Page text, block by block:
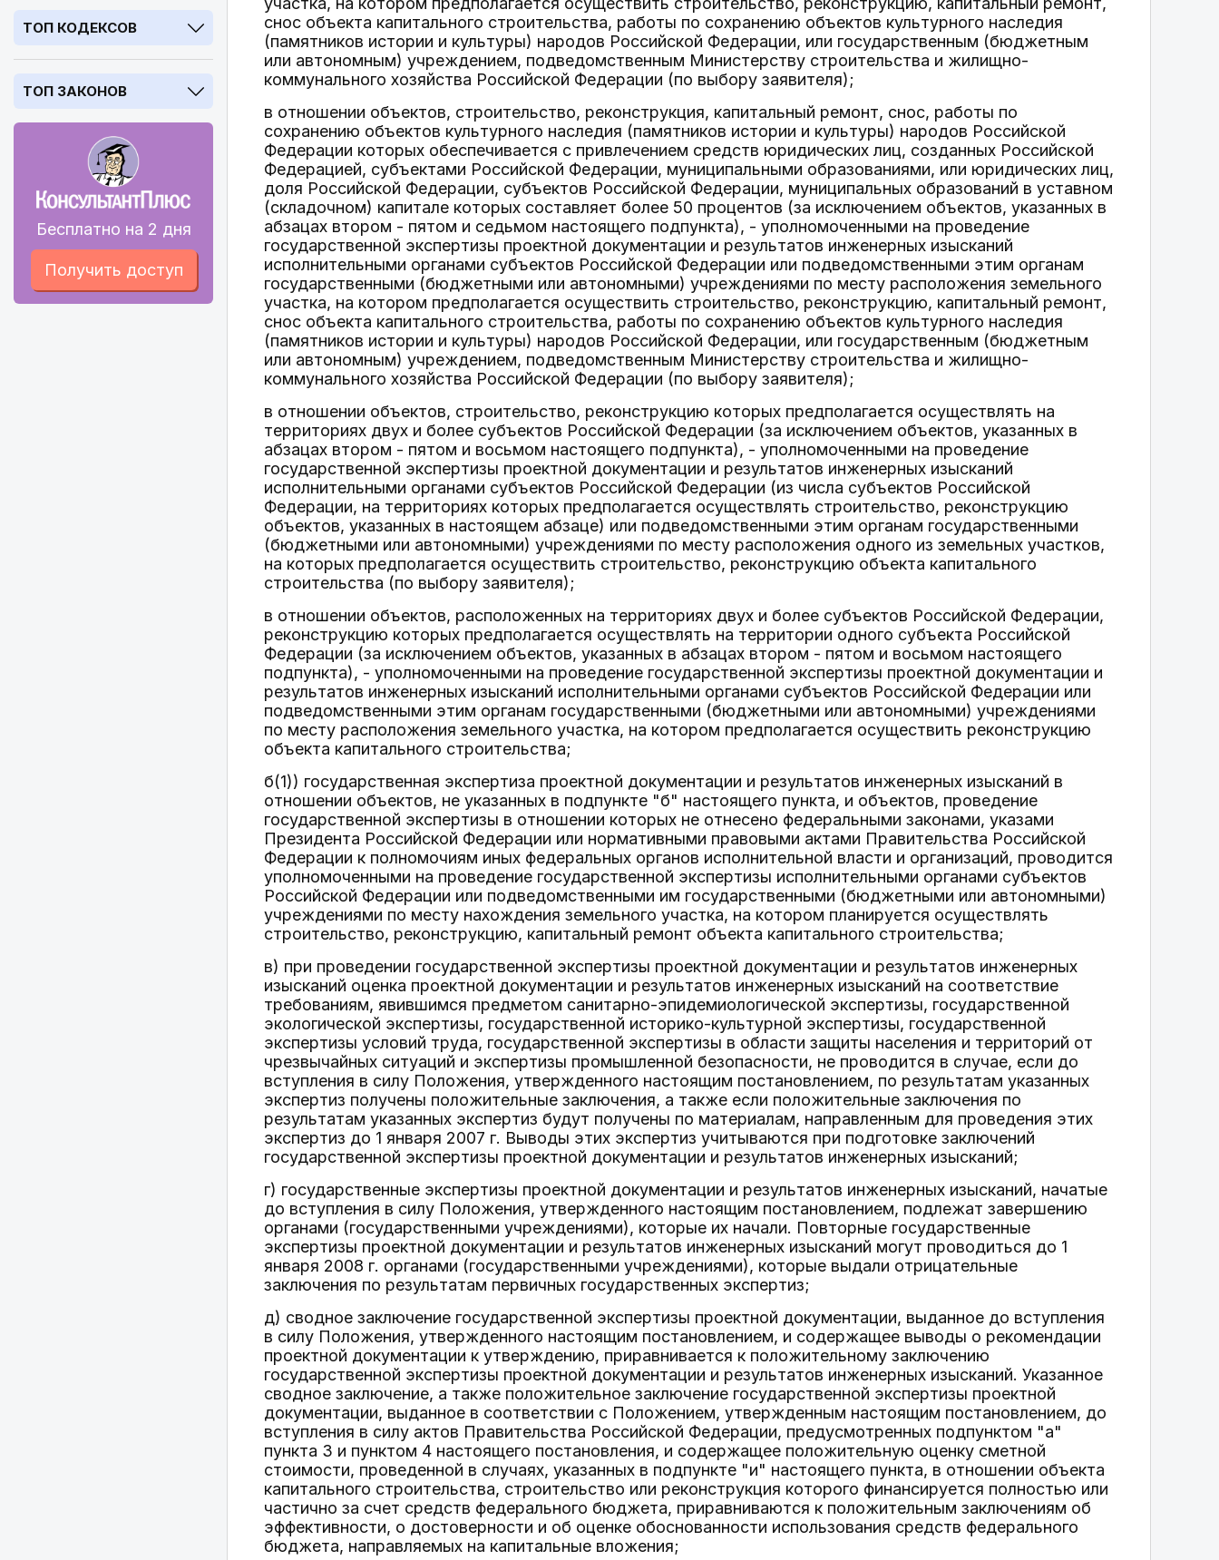
ТОП КОДЕКСОВ
ТОП ЗАКОНОВ
Бесплатно на 2 дня
Получить доступ
снос объекта капитального строительства, работы по сохранению объектов культурного наследия
(памятников истории и культуры) народов Российской Федерации, или государственным (бюджетным
или автономным) учреждением, подведомственным Министерству строительства и жилищно-
коммунального хозяйства Российской Федерации (по выбору заявителя);
в отношении объектов, строительство, реконструкция, капитальный ремонт, снос, работы по
сохранению объектов культурного наследия (памятников истории и культуры) народов Российской
Федерации которых обеспечивается с привлечением средств юридических лиц, созданных Российской
Федерацией, субъектами Российской Федерации, муниципальными образованиями, или юридических лиц,
доля Российской Федерации, субъектов Российской Федерации, муниципальных образований в уставном
(складочном) капитале которых составляет более 50 процентов (за исключением объектов, указанных в
абзацах втором - пятом и седьмом настоящего подпункта), - уполномоченными на проведение
государственной экспертизы проектной документации и результатов инженерных изысканий
исполнительными органами субъектов Российской Федерации или подведомственными этим органам
государственными (бюджетными или автономными) учреждениями по месту расположения земельного
участка, на котором предполагается осуществить строительство, реконструкцию, капитальный ремонт,
снос объекта капитального строительства, работы по сохранению объектов культурного наследия
(памятников истории и культуры) народов Российской Федерации, или государственным (бюджетным
или автономным) учреждением, подведомственным Министерству строительства и жилищно-
коммунального хозяйства Российской Федерации (по выбору заявителя);
в отношении объектов, строительство, реконструкцию которых предполагается осуществлять на
территориях двух и более субъектов Российской Федерации (за исключением объектов, указанных в
абзацах втором - пятом и восьмом настоящего подпункта), - уполномоченными на проведение
государственной экспертизы проектной документации и результатов инженерных изысканий
исполнительными органами субъектов Российской Федерации (из числа субъектов Российской
Федерации, на территориях которых предполагается осуществлять строительство, реконструкцию
объектов, указанных в настоящем абзаце) или подведомственными этим органам государственными
(бюджетными или автономными) учреждениями по месту расположения одного из земельных участков,
на которых предполагается осуществить строительство, реконструкцию объекта капитального
строительства (по выбору заявителя);
в отношении объектов, расположенных на территориях двух и более субъектов Российской Федерации,
реконструкцию которых предполагается осуществлять на территории одного субъекта Российской
Федерации (за исключением объектов, указанных в абзацах втором - пятом и восьмом настоящего
подпункта), - уполномоченными на проведение государственной экспертизы проектной документации и
результатов инженерных изысканий исполнительными органами субъектов Российской Федерации или
подведомственными этим органам государственными (бюджетными или автономными) учреждениями
по месту расположения земельного участка, на котором предполагается осуществить реконструкцию
объекта капитального строительства;
б(1)) государственная экспертиза проектной документации и результатов инженерных изысканий в
отношении объектов, не указанных в подпункте "б" настоящего пункта, и объектов, проведение
государственной экспертизы в отношении которых не отнесено федеральными законами, указами
Президента Российской Федерации или нормативными правовыми актами Правительства Российской
Федерации к полномочиям иных федеральных органов исполнительной власти и организаций, проводится
уполномоченными на проведение государственной экспертизы исполнительными органами субъектов
Российской Федерации или подведомственными им государственными (бюджетными или автономными)
учреждениями по месту нахождения земельного участка, на котором планируется осуществлять
строительство, реконструкцию, капитальный ремонт объекта капитального строительства;
в) при проведении государственной экспертизы проектной документации и результатов инженерных
изысканий оценка проектной документации и результатов инженерных изысканий на соответствие
требованиям, явившимся предметом санитарно-эпидемиологической экспертизы, государственной
экологической экспертизы, государственной историко-культурной экспертизы, государственной
экспертизы условий труда, государственной экспертизы в области защиты населения и территорий от
чрезвычайных ситуаций и экспертизы промышленной безопасности, не проводится в случае, если до
вступления в силу Положения, утвержденного настоящим постановлением, по результатам указанных
экспертиз получены положительные заключения, а также если положительные заключения по
результатам указанных экспертиз будут получены по материалам, направленным для проведения этих
экспертиз до 1 января 2007 г. Выводы этих экспертиз учитываются при подготовке заключений
государственной экспертизы проектной документации и результатов инженерных изысканий;
г) государственные экспертизы проектной документации и результатов инженерных изысканий, начатые
до вступления в силу Положения, утвержденного настоящим постановлением, подлежат завершению
органами (государственными учреждениями), которые их начали. Повторные государственные
экспертизы проектной документации и результатов инженерных изысканий могут проводиться до 1
января 2008 г. органами (государственными учреждениями), которые выдали отрицательные
заключения по результатам первичных государственных экспертиз;
д) сводное заключение государственной экспертизы проектной документации, выданное до вступления
в силу Положения, утвержденного настоящим постановлением, и содержащее выводы о рекомендации
проектной документации к утверждению, приравнивается к положительному заключению
государственной экспертизы проектной документации и результатов инженерных изысканий. Указанное
сводное заключение, а также положительное заключение государственной экспертизы проектной
документации, выданное в соответствии с Положением, утвержденным настоящим постановлением, до
вступления в силу актов Правительства Российской Федерации, предусмотренных подпунктом "а"
пункта 3 и пунктом 4 настоящего постановления, и содержащее положительную оценку сметной
стоимости, проведенной в случаях, указанных в подпункте "и" настоящего пункта, в отношении объекта
капитального строительства, строительство или реконструкция которого финансируется полностью или
частично за счет средств федерального бюджета, приравниваются к положительным заключениям об
эффективности, о достоверности и об оценке обоснованности использования средств федерального
бюджета, направляемых на капитальные вложения;